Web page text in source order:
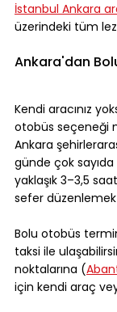
İstanbul Ankara
üzerindeki tüm
Ankara'dan
Kendi aracınız
otobüs seçeneği
Ankara
günde çok
yaklaşık 3–3,5
sefer
Bolu otobüs
taksi ile
noktalarına (
için kendi araç